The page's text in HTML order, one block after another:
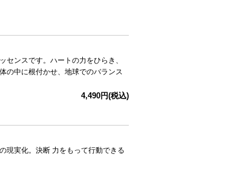
ンスです。ハートの力をひらき、
の中に根付かせ、地球でのバランス
4,490円(税込)
現実化。決断 力をもって行動できる